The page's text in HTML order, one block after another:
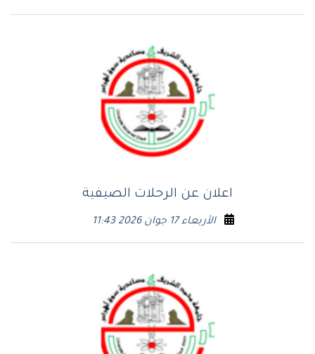
اعلان عن الرحلات الصيفية
الأربعاء 17 جوان 2026 11:43